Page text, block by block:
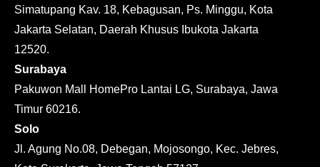
Simatupang Kav. 18, Kebagusan, Ps. Minggu, Kota
Jakarta Selatan, Daerah Khusus Ibukota Jakarta
12520.
Surabaya
Pakuwon Mall HomePro Lantai LG, Surabaya, Jawa
Timur 60216.
Solo
Jl. Agung No.08, Debegan, Mojosongo, Kec. Jebres,